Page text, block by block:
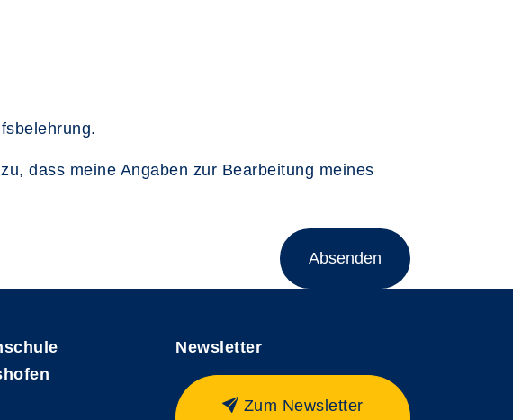
dass meine Angaben zur Bearbeitung meines
Absenden
Newsletter
Zum Newsletter